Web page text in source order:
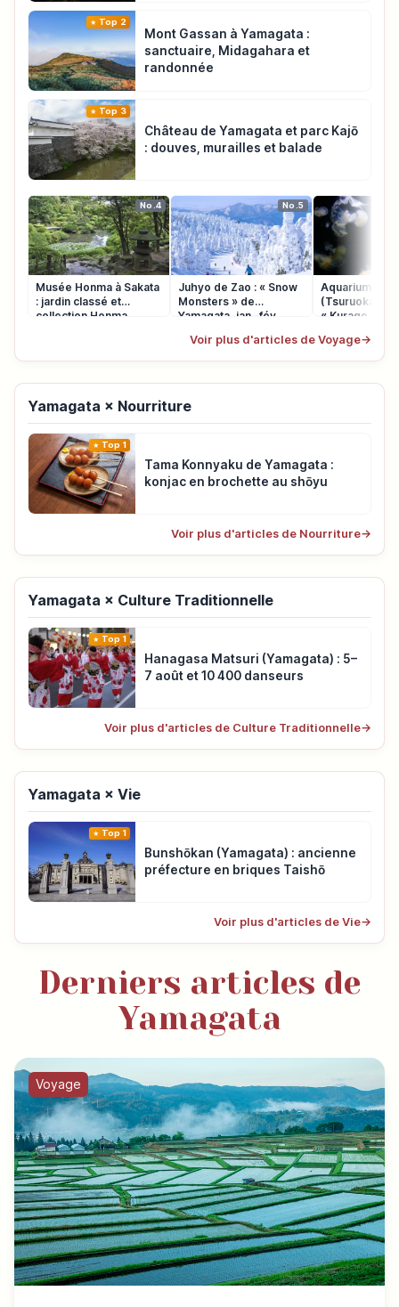
Top 2
Mont Gassan à Yamagata :
sanctuaire, Midagahara et
randonnée
Top 3
Château de Yamagata et parc Kajō
: douves, murailles et balade
No.4
Musée Honma à Sakata
: jardin classé et
collection Honma
No.5
Juhyo de Zao : « Snow
Monsters » de
Yamagata, jan.-fév.
Aquarium
(Tsuruoka,
« Kurage
Voir plus d'articles de Voyage→
Yamagata × Nourriture
Top 1
Tama Konnyaku de Yamagata :
konjac en brochette au shōyu
Voir plus d'articles de Nourriture→
Yamagata × Culture Traditionnelle
Top 1
Hanagasa Matsuri (Yamagata) : 5–
7 août et 10 400 danseurs
Voir plus d'articles de Culture Traditionnelle→
Yamagata × Vie
Top 1
Bunshōkan (Yamagata) : ancienne
préfecture en briques Taishō
Voir plus d'articles de Vie→
Derniers articles de
Yamagata
Voyage